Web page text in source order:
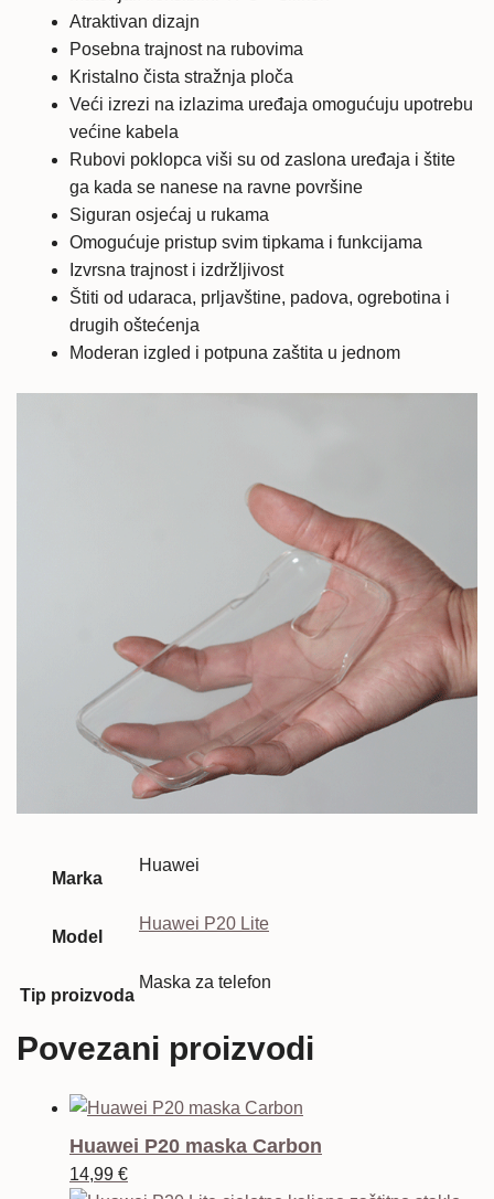
Atraktivan dizajn
Posebna trajnost na rubovima
Kristalno čista stražnja ploča
Veći izrezi na izlazima uređaja omogućuju upotrebu
većine kabela
Rubovi poklopca viši su od zaslona uređaja i štite
ga kada se nanese na ravne površine
Siguran osjećaj u rukama
Omogućuje pristup svim tipkama i funkcijama
Izvrsna trajnost i izdržljivost
Štiti od udaraca, prljavštine, padova, ogrebotina i
drugih oštećenja
Moderan izgled i potpuna zaštita u jednom
Marka
Huawei
Model
Huawei P20 Lite
Tip proizvoda
Maska za telefon
Povezani proizvodi
Huawei P20 maska Carbon
14,99 €